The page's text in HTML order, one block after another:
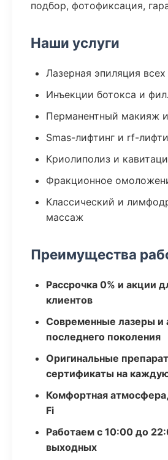
подбор, фотофиксация,
Наши услуги
Лазерная эпиляция всех
Инъекции ботокса и
Перманентный макияж
Smas-лифтинг и rf-
Криолиполиз и
Фракционное
Классический и
массаж
Преимущества
Рассрочка 0% и акции
клиентов
Современные лазеры и
последнего поколения
Оригинальные
сертификаты на
Комфортная
Fi
Работаем с 10:00 до
выходных